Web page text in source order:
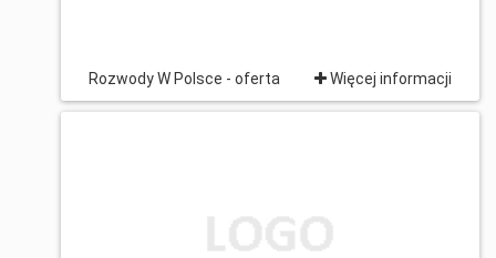
Rozwody W Polsce - oferta Więcej informacji